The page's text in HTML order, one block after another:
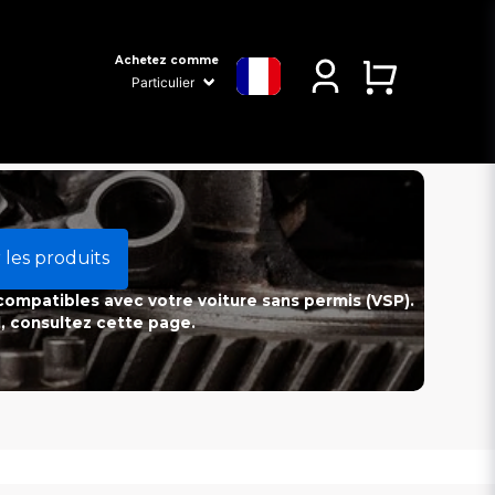
Achetez comme
produits
avec votre voiture sans permis (VSP).
consultez cette page.